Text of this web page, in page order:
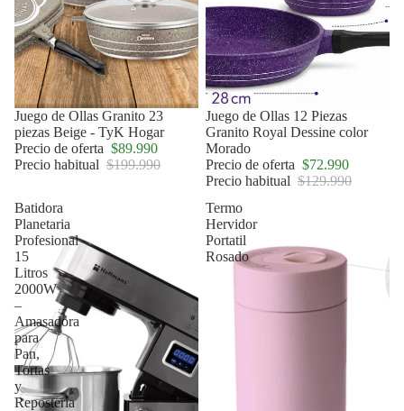
Oferta
Juego de Ollas Granito 23
piezas Beige - TyK Hogar
Precio de oferta $89.990
Precio habitual $199.990
Oferta
Juego de Ollas 12 Piezas
Granito Royal Dessine color
Morado
Precio de oferta $72.990
Precio habitual $129.990
Batidora
Planetaria
Profesional
15
Litros
2000W
–
Amasadora
para
Pan,
Tortas
y
Repostería
Termo
Hervidor
Portatil
Rosado